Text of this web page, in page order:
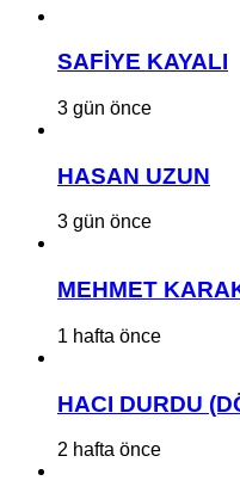
SAFİYE KAYALI
3 gün önce
HASAN UZUN
3 gün önce
MEHMET
1 hafta önce
HACI DURDU
2 hafta önce